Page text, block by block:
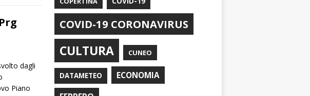
dagli
Piano
COVID-19 CORONAVIRUS
CULTURA CUNEO
DATAMETEO ECONOMIA